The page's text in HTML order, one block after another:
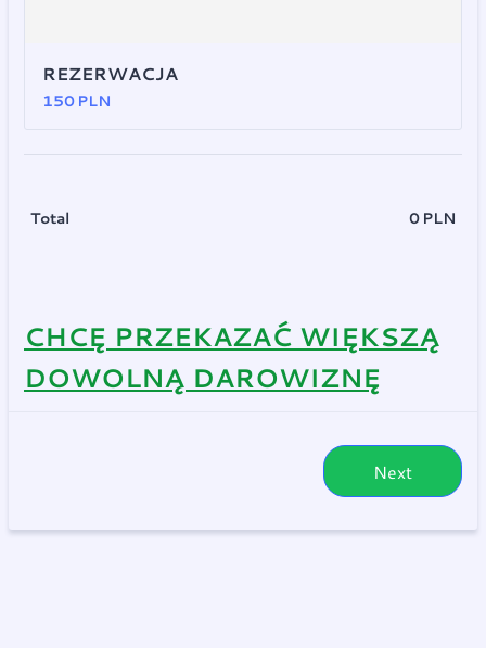
REZERWACJA
150 PLN
150 PLN
Total 0 PLN
CHCĘ PRZEKAZAĆ WIĘKSZĄ
DOWOLNĄ DAROWIZNĘ
Next